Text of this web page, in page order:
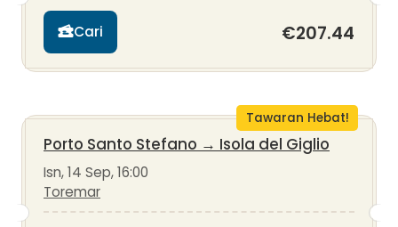
Cari €207.44
Tawaran Hebat!
Porto Santo Stefano → Isola del Giglio
Isn, 14 Sep, 16:00
Toremar